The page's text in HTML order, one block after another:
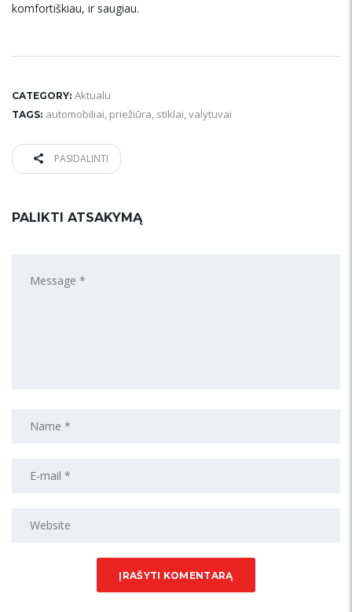
komfortiškiau, ir saugiau.
CATEGORY: Aktualu
TAGS: automobiliai, priežiūra, stiklai,valytuvai
PASIDALINTI
PALIKTI ATSAKYMĄ